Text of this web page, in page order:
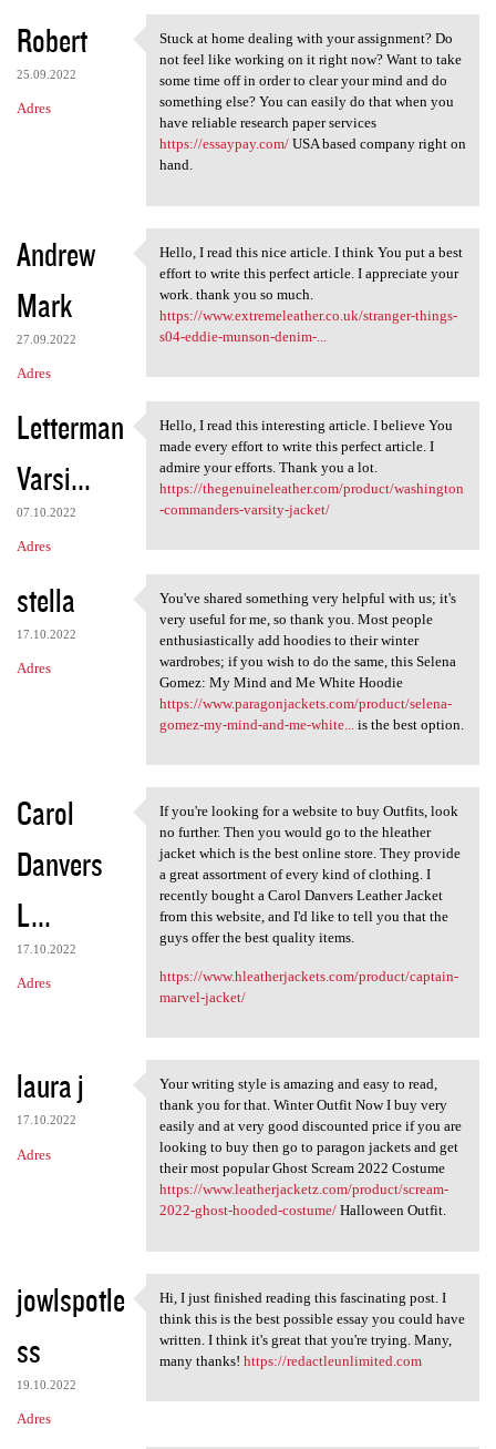
Robert
25.09.2022
Adres
Stuck at home dealing with
Stuck at home dealing with your assignment? Do
not feel like working on it right now? Want to take
some time off in order to clear your mind and do
something else? You can easily do that when you
have reliable research paper services
https://essaypay.com/USA based company right on
hand.
Andrew
Mark
27.09.2022
Adres
Hello, I read this nice
Hello, I read this nice article. I think You put a best
effort to write this perfect article. I appreciate your
work. thank you so much.
https://www.extremeleather.co.uk/stranger-things-
s04-eddie-munson-denim-...
Letterman
Varsi...
07.10.2022
Adres
Hello, I read this
Hello, I read this interesting article. I believe You
made every effort to write this perfect article. I
admire your efforts. Thank you a lot.
https://thegenuineleather.com/product/washington
-commanders-varsity-jacket/
stella
17.10.2022
Adres
You've shared something very
You've shared something very helpful with us; it's
very useful for me, so thank you. Most people
enthusiastically add hoodies to their winter
wardrobes; if you wish to do the same, this Selena
Gomez: My Mind and Me White Hoodie
https://www.paragonjackets.com/product/selena-
gomez-my-mind-and-me-white...
is the best option.
Carol
Danvers
L...
17.10.2022
Adres
If you're looking for a
If you're looking for a website to buy Outfits, look
no further. Then you would go to the hleather
jacket which is the best online store. They provide
a great assortment of every kind of clothing. I
recently bought a Carol Danvers Leather Jacket
from this website, and I'd like to tell you that the
guys offer the best quality items.
https://www.hleatherjackets.com/product/captain-
marvel-jacket/
laura j
17.10.2022
Adres
Your writing style is amazing
Your writing style is amazing and easy to read,
thank you for that. Winter Outfit Now I buy very
easily and at very good discounted price if you are
looking to buy then go to paragon jackets and get
their most popular Ghost Scream 2022 Costume
https://www.leatherjacketz.com/product/scream-
2022-ghost-hooded-costume/Halloween Outfit.
jowlspotle
ss
19.10.2022
Adres
Hi, I just finished reading
Hi, I just finished reading this fascinating post. I
think this is the best possible essay you could have
written. I think it's great that you're trying. Many,
many thanks! https://redactleunlimited.com